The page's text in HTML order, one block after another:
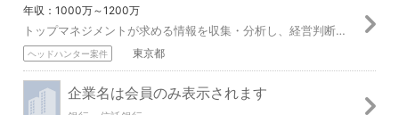
年収：1000万～1200万
トップマネジメントが求める情報を収集・分析し、経営判断に資する情報提供や提案を行うことにより、当社グループの持続的な成長を支える業務です。 1.経営計画 ・...
ヘッドハンター案件 東京都
企業名は会員のみ表示されます